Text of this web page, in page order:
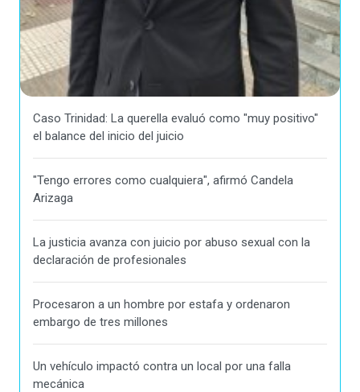
Caso Trinidad: La querella evaluó como "muy positivo"
el balance del inicio del juicio
"Tengo errores como cualquiera", afirmó Candela
Arizaga
La justicia avanza con juicio por abuso sexual con la
declaración de profesionales
Procesaron a un hombre por estafa y ordenaron
embargo de tres millones
Un vehículo impactó contra un local por una falla
mecánica